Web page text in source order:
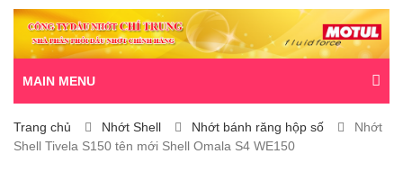
MAIN MENU
Trang chủ Nhớt Shell Nhớt bánh răng hộp số
Nhớt
Shell Tivela S150 tên mới Shell Omala S4 WE150